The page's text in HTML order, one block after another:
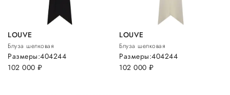
LOUVE
Блуза шелковая
102 000 руб.
Размеры:404244
LOUVE
Блуза шелковая
102 000руб.
Размеры:404244